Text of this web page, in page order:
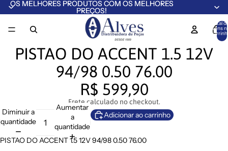
OS MELHORES PRODUTOS COM OS MELHORES
PREÇOS!
OS MELHORES PRODUTOS COM OS MELHORES
PREÇOS!
Total
itens
PISTAO DO ACCENT 1.5 12V
94/98 0.50 76.00
R$ 599,90
Frete calculado no checkout.
Diminuir a
quantidade
Aumentar
a
quantidade
Adicionar ao carrinho
PISTAO DO ACCENT 1.5 12V 94/98 0.50 76.00